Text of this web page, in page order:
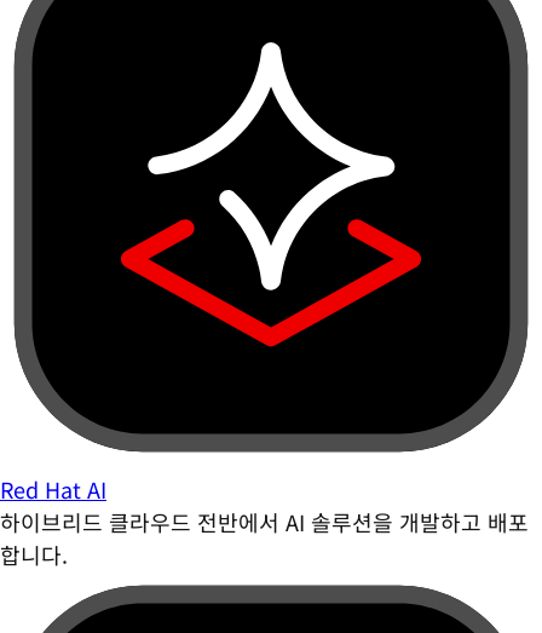
Red Hat AI
하이브리드 클라우드 전반에서 AI 솔루션을 개발하고 배포
합니다.